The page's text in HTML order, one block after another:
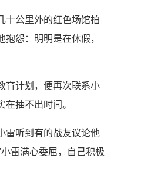
十公里外的红色场馆拍
怨：明明是在休假，
育计划，便再次联系小
抽不出时间。
雷听到有的战友议论他
雷满心委屈，自己积极